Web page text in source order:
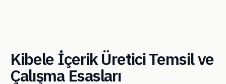
Kibele İçerik Üretici Temsil ve
Çalışma Esasları